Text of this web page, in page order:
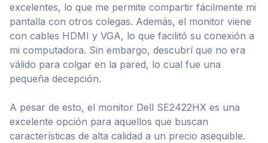
excelentes, lo que me permite compartir fácilmente mi
pantalla con otros colegas. Además, el monitor viene
con cables HDMI y VGA, lo que facilitó su conexión a
mi computadora. Sin embargo, descubrí que no era
válido para colgar en la pared, lo cual fue una
pequeña decepción.
A pesar de esto, el monitor Dell SE2422HX es una
excelente opción para aquellos que buscan
características de alta calidad a un precio asequible.